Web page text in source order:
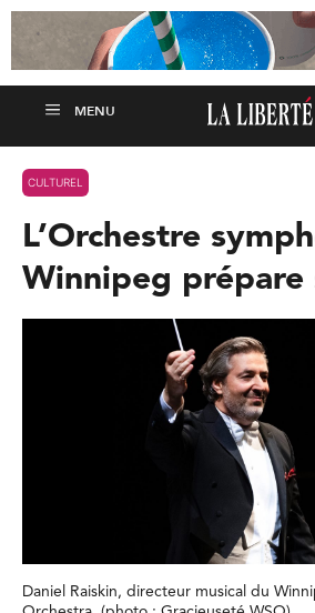
CULTUREL
L’Orchestre
Winnipeg prépare
Daniel Raiskin, directeur musical du